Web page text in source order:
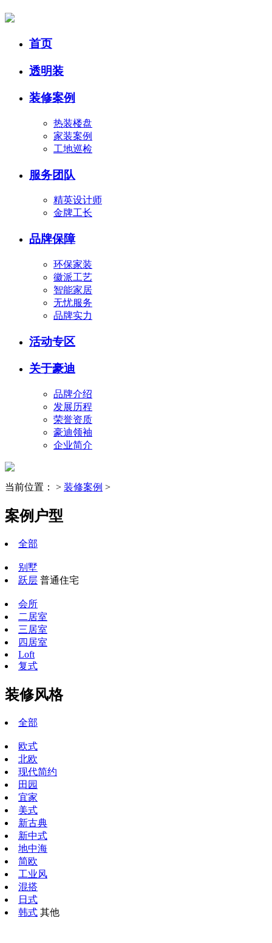
首页
透明装
装修案例
热装楼盘
家装案例
工地巡检
服务团队
精英设计师
金牌工长
品牌保障
环保家装
徽派工艺
智能家居
无忧服务
品牌实力
活动专区
关于豪迪
品牌介绍
发展历程
荣誉资质
豪迪领袖
企业简介
当前位置： > 装修案例 >
案例户型
全部
别墅
跃层 普通住宅
会所
二居室
三居室
四居室
Loft
复式
装修风格
全部
欧式
北欧
现代简约
田园
宜家
美式
新古典
新中式
地中海
简欧
工业风
混搭
日式
韩式 其他